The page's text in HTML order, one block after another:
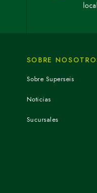
SOBRE
Sobre Superseis
Noticias
Sucursales